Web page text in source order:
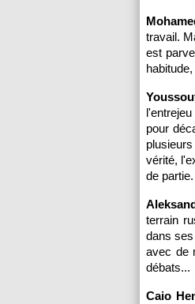
travail.
est
pour
vérité,
de
terrain
dans
avec de
débats...
Caio